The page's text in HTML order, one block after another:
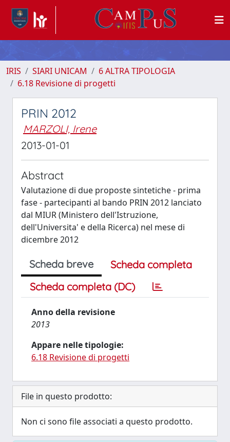
IRIS SIARI UNICAM
6 ALTRA TIPOLOGIA
6.18 Revisione di progetti
PRIN 2012
MARZOLI, Irene
2013-01-01
Abstract
Valutazione di due proposte sintetiche - prima
fase - partecipanti al bando PRIN 2012 lanciato
dal MIUR (Ministero dell'Istruzione,
dell'Universita' e della Ricerca) nel mese di
dicembre 2012
Scheda breve
Scheda completa
Scheda completa (DC)
Anno della revisione
2013
Appare nelle tipologie:
6.18 Revisione di progetti
File in questo prodotto:
Non ci sono file associati a questo prodotto.